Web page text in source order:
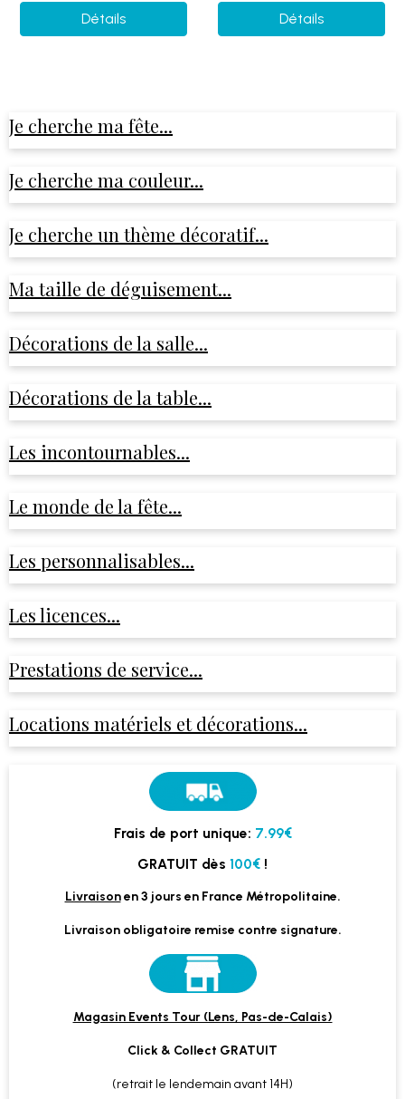
Détails Détails
Je cherche ma fête...
Je cherche ma couleur...
Je cherche un thème décoratif...
Ma taille de déguisement...
Décorations de la salle...
Décorations de la table...
Les incontournables...
Le monde de la fête...
Les personnalisables...
Les licences...
Prestations de service...
Locations matériels et décorations...
Frais de port unique: 7.99€
GRATUIT dès 100€ !
Livraisonen 3 jours en France Métropolitaine.
Livraison obligatoire remise contre signature.
Magasin Events Tour (Lens, Pas-de-Calais)
Click & Collect GRATUIT
(retrait le lendemain avant 14H)